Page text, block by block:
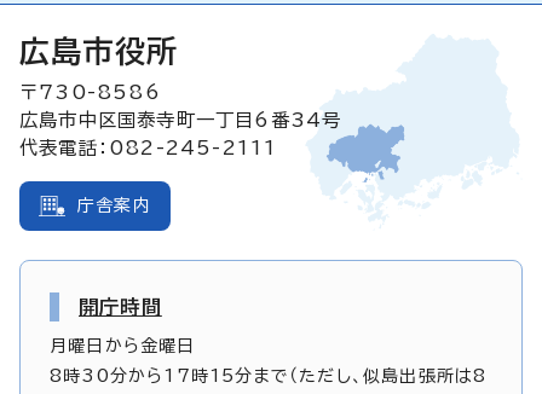
広島市役所
〒730-8586
広島市中区国泰寺町一丁目6番34号
代表電話：082-245-2111
庁舎案内
開庁時間
月曜日から金曜日
8時30分から17時15分まで（ただし、似島出張所は8